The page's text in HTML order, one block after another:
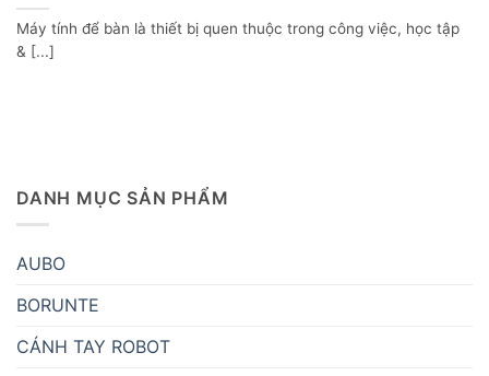
Máy tính để bàn là thiết bị quen thuộc trong công việc, học tập
& [...]
DANH MỤC SẢN PHẨM
AUBO
BORUNTE
CÁNH TAY ROBOT